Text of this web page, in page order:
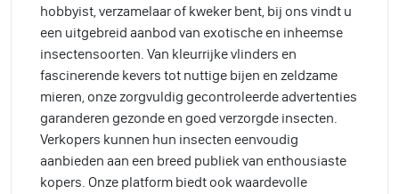
hobbyist, verzamelaar of kweker bent, bij ons vindt u
een uitgebreid aanbod van exotische en inheemse
insectensoorten. Van kleurrijke vlinders en
fascinerende kevers tot nuttige bijen en zeldzame
mieren, onze zorgvuldig gecontroleerde advertenties
garanderen gezonde en goed verzorgde insecten.
Verkopers kunnen hun insecten eenvoudig
aanbieden aan een breed publiek van enthousiaste
kopers. Onze platform biedt ook waardevolle